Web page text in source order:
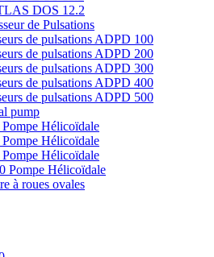
DOS 12.2
de Pulsations
de pulsations ADPD 100
de pulsations ADPD 200
de pulsations ADPD 300
de pulsations ADPD 400
de pulsations ADPD 500
pump
Ηélicoïdale
Ηélicoïdale
Ηélicoïdale
Pompe Ηélicoïdale
à roues ovales